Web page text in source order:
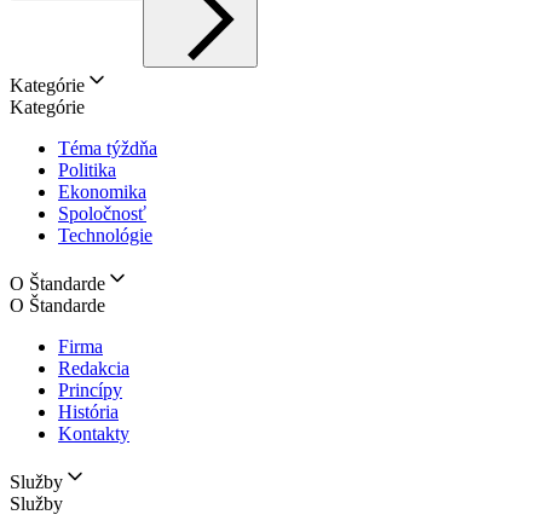
Kategórie
Kategórie
Téma týždňa
Politika
Ekonomika
Spoločnosť
Technológie
O Štandarde
O Štandarde
Firma
Redakcia
Princípy
História
Kontakty
Služby
Služby